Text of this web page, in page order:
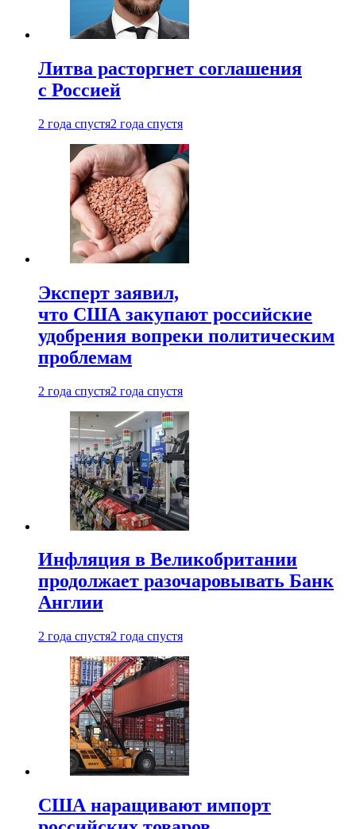
Литва расторгнет соглашения
с Россией
2 года спустя2 года спустя
Эксперт заявил,
что США закупают российские
удобрения вопреки политическим
проблемам
2 года спустя2 года спустя
Инфляция в Великобритании
продолжает разочаровывать Банк
Англии
2 года спустя2 года спустя
США наращивают импорт